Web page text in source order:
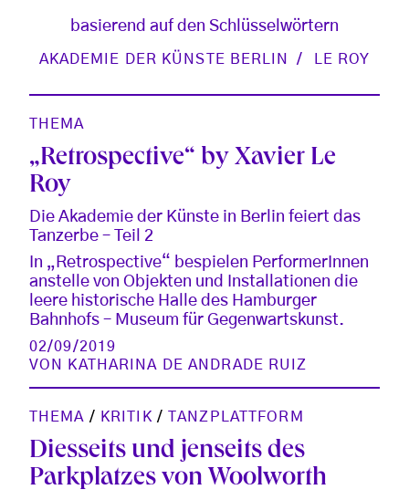
basierend auf den Schlüsselwörtern
AKADEMIE DER KÜNSTE BERLIN LE ROY
THEMA
„Retrospective“ by Xavier Le
Roy
Die Akademie der Künste in Berlin feiert das
Tanzerbe – Teil 2
In „Retrospective“ bespielen PerformerInnen
anstelle von Objekten und Installationen die
leere historische Halle des Hamburger
Bahnhofs – Museum für Gegenwartskunst.
02/09/2019
VON
KATHARINA DE ANDRADE RUIZ
THEMA / KRITIK / TANZPLATTFORM
Diesseits und jenseits des
Parkplatzes von Woolworth